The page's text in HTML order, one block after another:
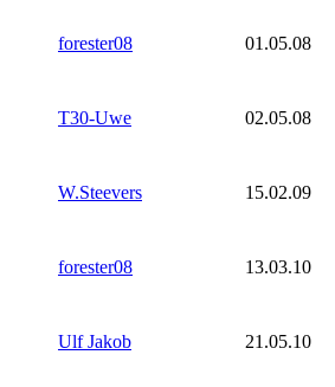
forester08 01.05.08
T30-Uwe 02.05.08
W.Steevers 15.02.09
forester08 13.03.10
Ulf Jakob 21.05.10